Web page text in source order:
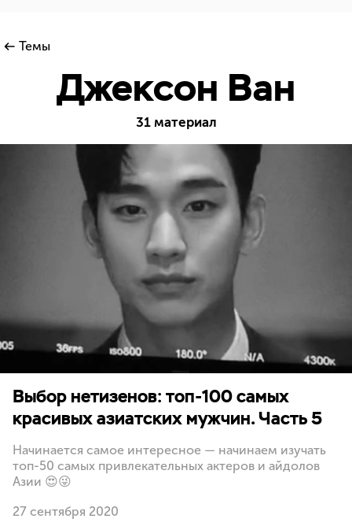
Темы
Джексон Ван
31 материал
Выбор нетизенов: топ-100 самых
красивых азиатских мужчин. Часть 5
Начинается самое интересное — начинаем изучать
топ-50 самых привлекательных актеров и айдолов
Азии 😍😜
27 сентября 2020